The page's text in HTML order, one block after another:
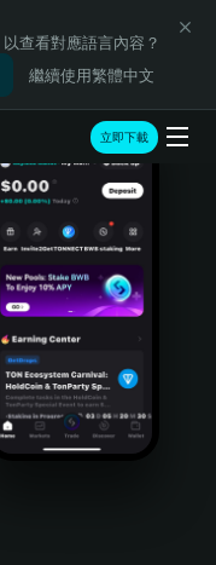
以查看對應語言內容？
繼續使用繁體中文
立即下載